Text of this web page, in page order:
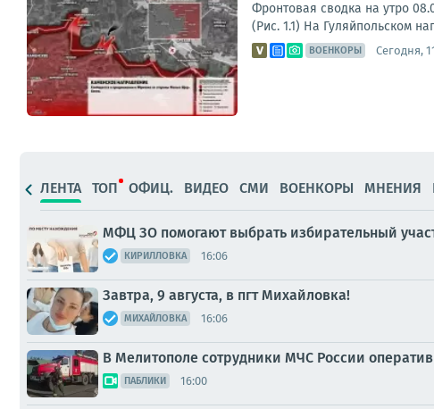
Фронтовая сводка на утро
(Рис. 1.1) На Гуляйпольском
ВОЕНКОРЫ Сегодня,
ЛЕНТА ТОП ОФИЦ. ВИДЕО СМИ ВОЕНКОРЫ МНЕНИЯ
МФЦ ЗО помогают выбрать избирательный
КИРИЛЛОВКА 16:06
Завтра, 9 августа, в пгт Михайловка!
МИХАЙЛОВКА 16:06
В Мелитополе сотрудники МЧС России
ПАБЛИКИ 16:00